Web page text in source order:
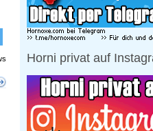
Horni privat auf